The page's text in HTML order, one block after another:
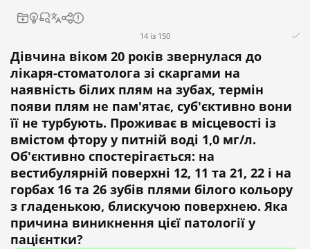
14 із 150
Дівчина віком 20 років звернулася до
лікаря-стоматолога зі скаргами на
наявність білих плям на зубах, термін
появи плям не пам'ятає, суб'єктивно вони
її не турбують. Проживає в місцевості із
вмістом фтору у питній воді 1,0 мг/л.
Об'єктивно спостерігається: на
вестибулярній поверхні 12, 11 та 21, 22 і на
горбах 16 та 26 зубів плями білого кольору
з гладенькою, блискучою поверхнею. Яка
причина виникнення цієї патології у
пацієнтки?